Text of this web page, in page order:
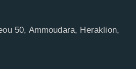
50, Ammoudara, Heraklion,